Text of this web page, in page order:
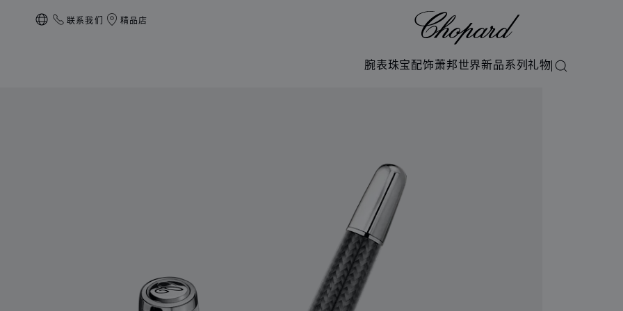
本地化（更改国家/地区）
联系我们 精品店
腕表珠宝配饰萧邦世界新品系列礼物搜索